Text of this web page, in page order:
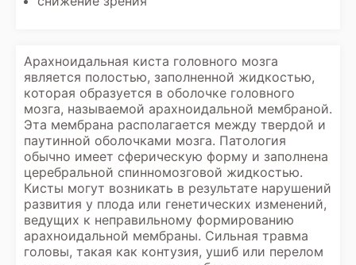
Арахноидальная киста головного мозга
является полостью, заполненной жидкостью,
которая образуется в оболочке головного
мозга, называемой арахноидальной мембраной.
Эта мембрана располагается между твердой и
паутинной оболочками мозга. Патология
обычно имеет сферическую форму и заполнена
церебральной спинномозговой жидкостью.
Кисты могут возникать в результате нарушений
развития у плода или генетических изменений,
ведущих к неправильному формированию
арахноидальной мембраны. Сильная травма
головы, такая как контузия, ушиб или перелом